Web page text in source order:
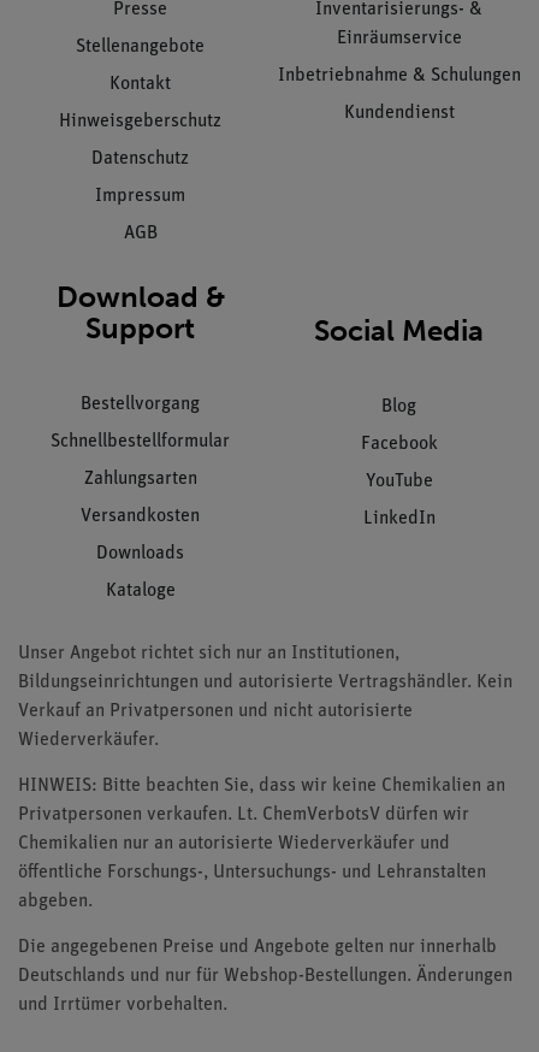
Presse
Stellenangebote
Kontakt
Hinweisgeberschutz
Datenschutz
Impressum
AGB
Inventarisierungs- &
Einräumservice
Inbetriebnahme & Schulungen
Kundendienst
Download &
Support
Bestellvorgang
Schnellbestellformular
Zahlungsarten
Versandkosten
Downloads
Kataloge
Social Media
Blog
Facebook
YouTube
LinkedIn
Unser Angebot richtet sich nur an Institutionen,
Bildungseinrichtungen und autorisierte Vertragshändler. Kein
Verkauf an Privatpersonen und nicht autorisierte
Wiederverkäufer.
HINWEIS: Bitte beachten Sie, dass wir keine Chemikalien an
Privatpersonen verkaufen. Lt. ChemVerbotsV dürfen wir
Chemikalien nur an autorisierte Wiederverkäufer und
öffentliche Forschungs-, Untersuchungs- und Lehranstalten
abgeben.
Die angegebenen Preise und Angebote gelten nur innerhalb
Deutschlands und nur für Webshop-Bestellungen. Änderungen
und Irrtümer vorbehalten.